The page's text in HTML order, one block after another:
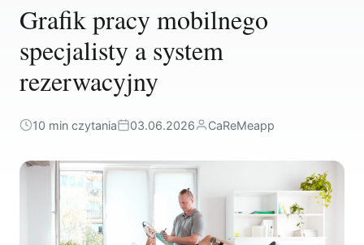
Grafik pracy mobilnego
specjalisty a system
rezerwacyjny
10 min czytania 03.06.2026 CaReMeapp